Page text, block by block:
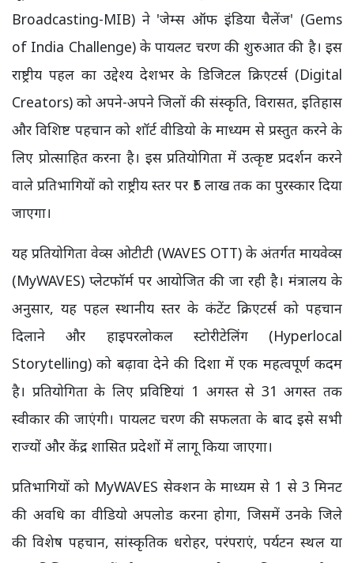
Broadcasting-MIB) ने 'जेम्स ऑफ इंडिया चैलेंज' (Gems
of India Challenge) के पायलट चरण की शुरुआत की है। इस
राष्ट्रीय पहल का उद्देश्य देशभर के डिजिटल क्रिएटर्स (Digital
Creators) को अपने-अपने जिलों की संस्कृति, विरासत, इतिहास
और विशिष्ट पहचान को शॉर्ट वीडियो के माध्यम से प्रस्तुत करने के
लिए प्रोत्साहित करना है। इस प्रतियोगिता में उत्कृष्ट प्रदर्शन करने
वाले प्रतिभागियों को राष्ट्रीय स्तर पर ₹5 लाख तक का पुरस्कार दिया
जाएगा।
यह प्रतियोगिता वेव्स ओटीटी (WAVES OTT) के अंतर्गत मायवेव्स
(MyWAVES) प्लेटफॉर्म पर आयोजित की जा रही है। मंत्रालय के
अनुसार, यह पहल स्थानीय स्तर के कंटेंट क्रिएटर्स को पहचान
दिलाने और हाइपरलोकल स्टोरीटेलिंग (Hyperlocal
Storytelling) को बढ़ावा देने की दिशा में एक महत्वपूर्ण कदम
है। प्रतियोगिता के लिए प्रविष्टियां 1 अगस्त से 31 अगस्त तक
स्वीकार की जाएंगी। पायलट चरण की सफलता के बाद इसे सभी
राज्यों और केंद्र शासित प्रदेशों में लागू किया जाएगा।
प्रतिभागियों को MyWAVES सेक्शन के माध्यम से 1 से 3 मिनट
की अवधि का वीडियो अपलोड करना होगा, जिसमें उनके जिले
की विशेष पहचान, सांस्कृतिक धरोहर, परंपराएं, पर्यटन स्थल या